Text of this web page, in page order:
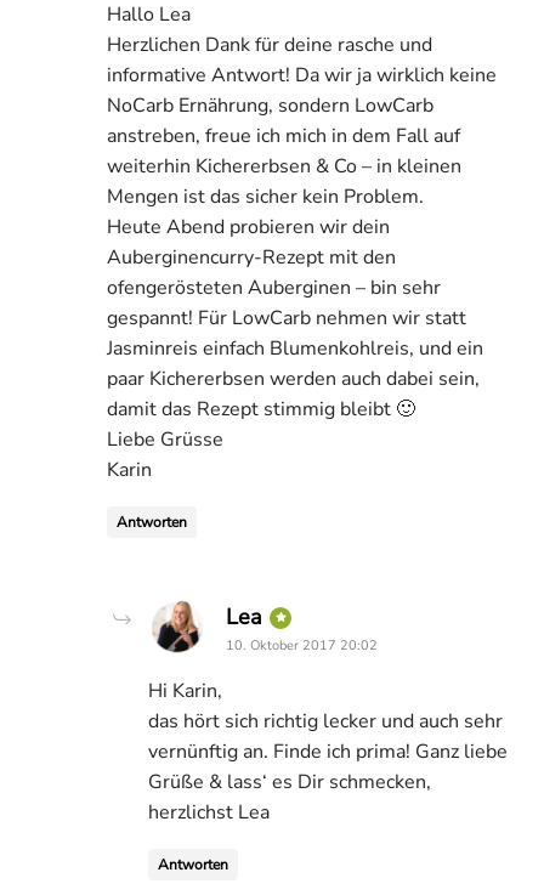
Hallo Lea
Herzlichen Dank für deine rasche und
informative Antwort! Da wir ja wirklich keine
NoCarb Ernährung, sondern LowCarb
anstreben, freue ich mich in dem Fall auf
weiterhin Kichererbsen & Co – in kleinen
Mengen ist das sicher kein Problem.
Heute Abend probieren wir dein
Auberginencurry-Rezept mit den
ofengerösteten Auberginen – bin sehr
gespannt! Für LowCarb nehmen wir statt
Jasminreis einfach Blumenkohlreis, und ein
paar Kichererbsen werden auch dabei sein,
damit das Rezept stimmig bleibt 🙂
Liebe Grüsse
Karin
Antworten
Lea says:
10. Oktober 2017 20:02
Hi Karin,
das hört sich richtig lecker und auch sehr
vernünftig an. Finde ich prima! Ganz liebe
Grüße & lass‘ es Dir schmecken,
herzlichst Lea
Antworten